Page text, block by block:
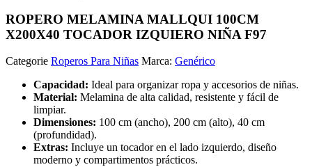
ROPERO MELAMINA MALLQUI 100CM
X200X40 TOCADOR IZQUIERO NIÑA F97
Categorie Roperos Para Niñas Marca: Genérico
Capacidad: Ideal para organizar ropa y accesorios de niñas.
Material: Melamina de alta calidad, resistente y fácil de
limpiar.
Dimensiones: 100 cm (ancho), 200 cm (alto), 40 cm
(profundidad).
Extras: Incluye un tocador en el lado izquierdo, diseño
moderno y compartimentos prácticos.